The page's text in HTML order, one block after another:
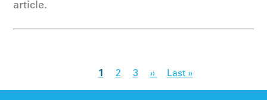
article.
1 2 3 ›› Last »